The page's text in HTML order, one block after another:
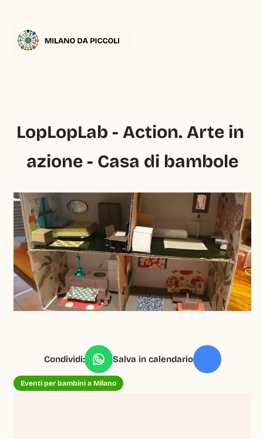
LopLopLab - Action. Arte in
azione - Casa di bambole
Condividi: Salva in calendario
Eventi per bambini a Milano